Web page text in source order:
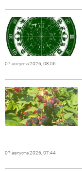
07 августа 2026, 08:06
07 августа 2026, 07:44